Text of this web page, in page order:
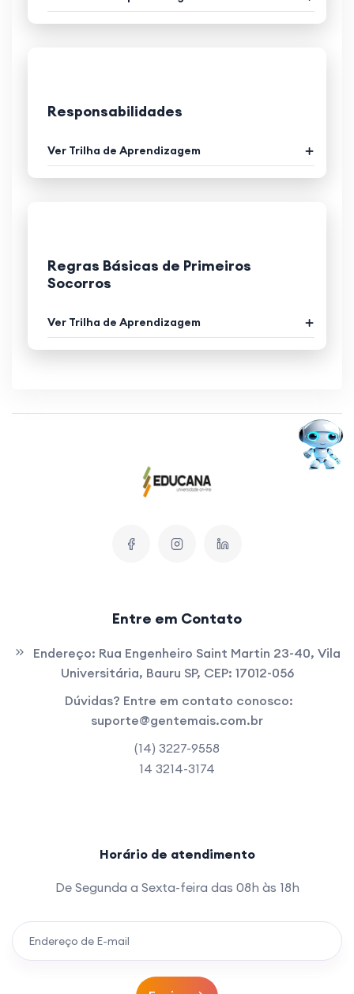
Responsabilidades
Ver Trilha de Aprendizagem
Regras Básicas de Primeiros
Socorros
Ver Trilha de Aprendizagem
Entre em Contato
Endereço: Rua Engenheiro Saint Martin 23-40, Vila
Universitária, Bauru SP, CEP: 17012-056
Dúvidas? Entre em contato conosco:
suporte@gentemais.com.br
(14) 3227-9558
14 3214-3174
Horário de atendimento
De Segunda a Sexta-feira das 08h às 18h